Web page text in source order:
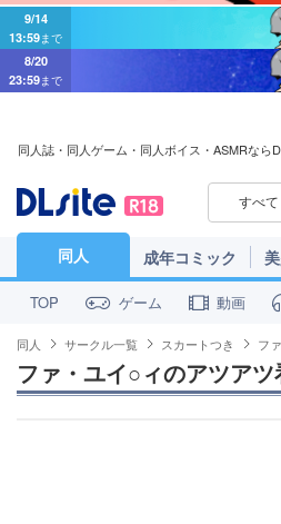
9/14
13:59まで
8/20
23:59まで
同人誌・同人ゲーム・同人ボイス・ASMRなら
すべて
同人 成年コミック
TOP ゲーム 動画
同人 サークル一覧 スカートつき フ
ファ・ユイ○ィのアツアツ